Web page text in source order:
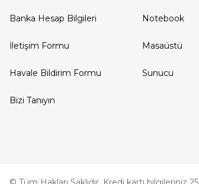
Banka Hesap Bilgileri
İletişim Formu
Havale Bildirim Formu
Bizi Tanıyın
Notebook
Masaüstü
Sunucu